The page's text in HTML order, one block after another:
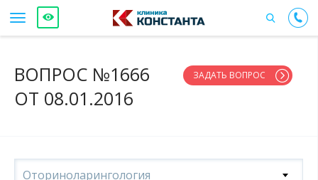
ВОПРОС №1666
ОТ 08.01.2016
ЗАДАТЬ ВОПРОС
Оториноларингология